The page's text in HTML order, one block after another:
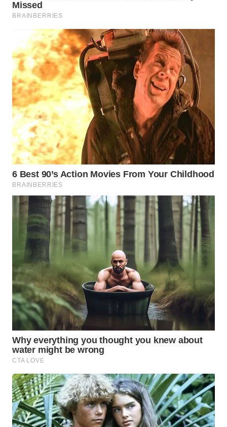
ADVOKAT
WAHANA
INFRASTRUKTUR
WAHANA
KONSUMEN
WAHANA
LISTRIK
WAHANA
TRAVEL
WAHANA
TV
WAHANANEWS
ID
WAHANANEWS
CO ID
WAHANANEWS
NET
WAHANA
SPORT
WAHANA
UMKM
WAHANA
SELEB